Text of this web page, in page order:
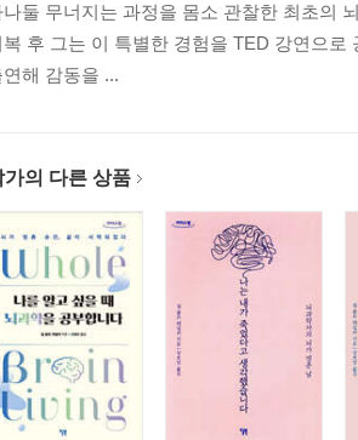
나둘 무너지는 과정을 몸소 관찰한 최초의
복 후 그는 이 특별한 경험을 TED 강연으
연해 감동을 ...
가의 다른 상품